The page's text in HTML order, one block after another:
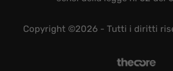
Copyright ©2026 - Tutti i diritti